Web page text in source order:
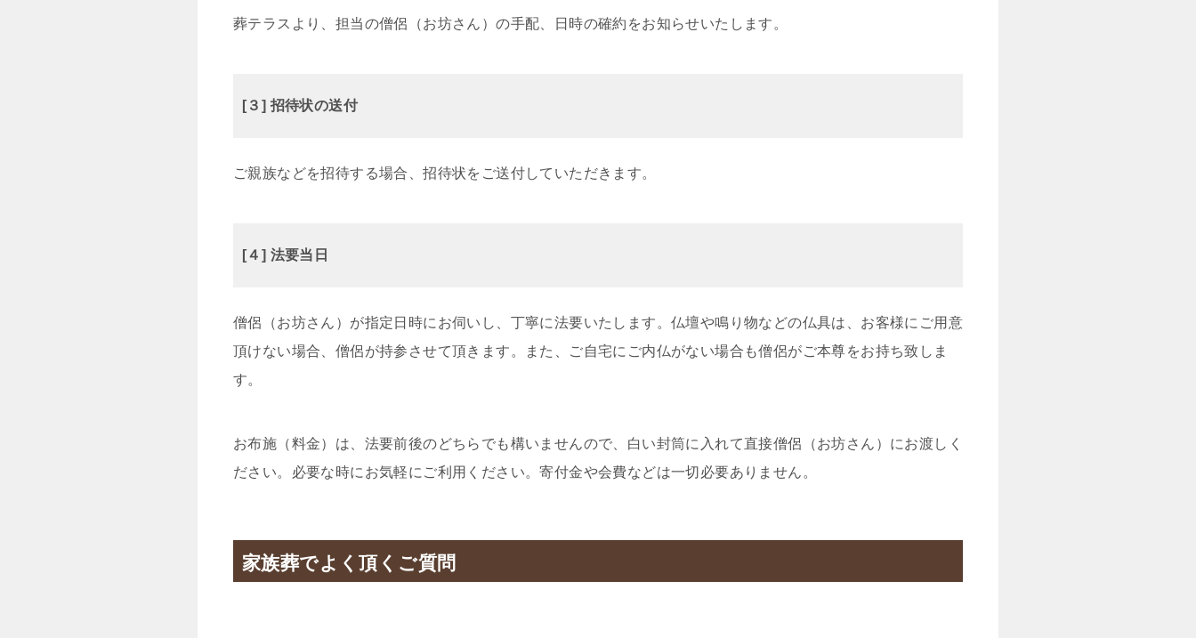
葬テラスより、担当の僧侶（お坊さん）の手配、日時の確約をお知らせいたします。
[３] 招待状の送付
ご親族などを招待する場合、招待状をご送付していただきます。
[４] 法要当日
僧侶（お坊さん）が指定日時にお伺いし、丁寧に法要いたします。仏壇や鳴り物などの仏具は、お客様にご用意
頂けない場合、僧侶が持参させて頂きます。また、ご自宅にご内仏がない場合も僧侶がご本尊をお持ち致しま
す。
お布施（料金）は、法要前後のどちらでも構いませんので、白い封筒に入れて直接僧侶（お坊さん）にお渡しく
ださい。必要な時にお気軽にご利用ください。寄付金や会費などは一切必要ありません。
家族葬でよく頂くご質問